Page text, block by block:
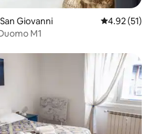
Giovanni Calificación
4.92 (51)
M1